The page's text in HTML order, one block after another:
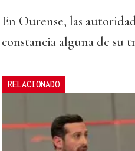
En Ourense, las
constancia alguna de su
RELACIONADO